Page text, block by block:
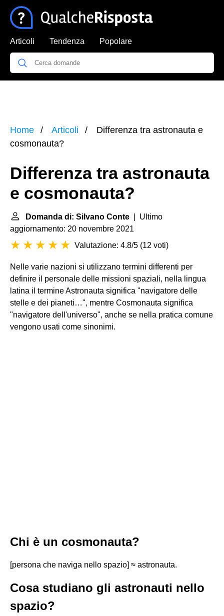
Articoli Tendenza Popolare
Home Articoli
Differenza tra astronauta e
cosmonauta?
Differenza tra astronauta
e cosmonauta?
Domanda di: Silvano Conte | Ultimo
aggiornamento: 20 novembre 2021
Valutazione: 4.8/5 (12 voti)
Nelle varie nazioni si utilizzano termini differenti per
definire il personale delle missioni spaziali, nella lingua
latina il termine Astronauta significa "navigatore delle
stelle e dei pianeti…", mentre Cosmonauta significa
"navigatore dell'universo", anche se nella pratica comune
vengono usati come sinonimi.
Chi è un cosmonauta?
[persona che naviga nello spazio] ≈ astronauta.
Cosa studiano gli astronauti nello
spazio?